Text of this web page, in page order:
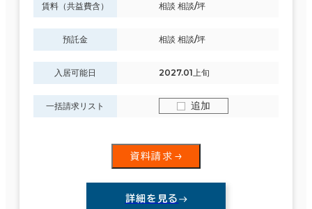
賃料（共益費含） 相談 相談/坪
預託金 相談 相談/坪
入居可能日 2027.01上旬
一括請求リスト 追加
資料請求
詳細を見る